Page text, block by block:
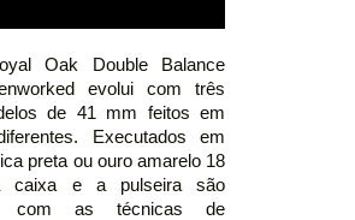
Oak Double Balance
evolui com três
de 41 mm feitos em
Executados em
preta ou ouro amarelo 18
caixa e a pulseira são
com as técnicas de